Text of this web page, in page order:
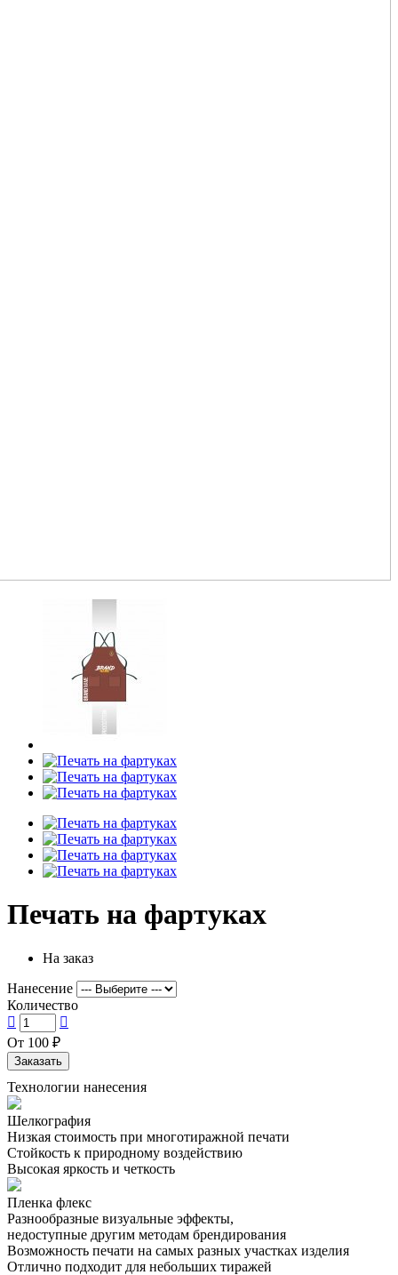
Печать на фартуках
На заказ
Нанесение
Количество
От 100 ₽
Заказать
Технологии нанесения
Шелкография
Низкая стоимость при многотиражной печати
Стойкость к природному воздействию
Высокая яркость и четкость
Пленка флекс
Разнообразные визуальные эффекты,
недоступные другим методам брендирования
Возможность печати на самых разных участках изделия
Отлично подходит для небольших тиражей